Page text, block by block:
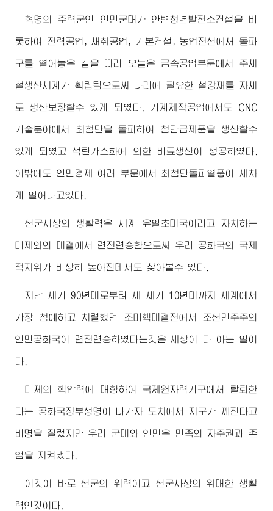
혁명의 주력군인 인민군대가 안변청년발전소건설을 비
롯하여 전력공업, 채취공업, 기본건설, 농업전선에서 돌파
구를 열어놓은 길을 따라 오늘은 금속공업부문에서 주체
철생산체계가 확립됨으로써 나라에 필요한 철강재를 자체
로 생산보장할수 있게 되였다. 기계제작공업에서도 CNC
기술분야에서 최첨단을 돌파하여 첨단급제품을 생산할수
있게 되였고 석탄가스화에 의한 비료생산이 성공하였다.
이밖에도 인민경제 여러 부문에서 최첨단돌파열풍이 세차
게 일어나고있다.
선군사상의 생활력은 세계 유일초대국이라고 자처하는
미제와의 대결에서 련전련승함으로써 우리 공화국의 국제
적지위가 비상히 높아진데서도 찾아볼수 있다.
지난 세기 90년대로부터 새 세기 10년대까지 세계에서
가장 첨예하고 치렬했던 조미핵대결전에서 조선민주주의
인민공화국이 련전련승하였다는것은 세상이 다 아는 일이
다.
미제의 핵압력에 대항하여 국제원자력기구에서 탈퇴한
다는 공화국정부성명이 나가자 도처에서 지구가 깨진다고
비명을 질렀지만 우리 군대와 인민은 민족의 자주권과 존
엄을 지켜냈다.
이것이 바로 선군의 위력이고 선군사상의 위대한 생활
력인것이다.